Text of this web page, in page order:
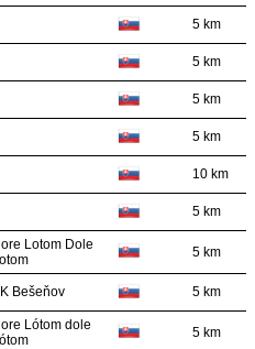
5 km
5 km
5 km
5 km
10 km
5 km
Lotom Dole
5 km
Bešeňov 5 km
Lótom dole
5 km